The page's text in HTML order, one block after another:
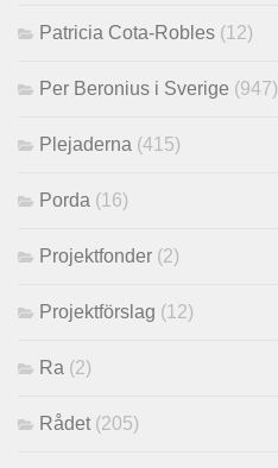
Patricia Cota-Robles (12)
Per Beronius i Sverige (947)
Plejaderna (415)
Porda (16)
Projektfonder (2)
Projektförslag (12)
Ra (2)
Rådet (205)